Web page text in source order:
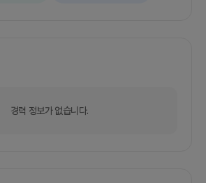
경력 정보가 없습니다.